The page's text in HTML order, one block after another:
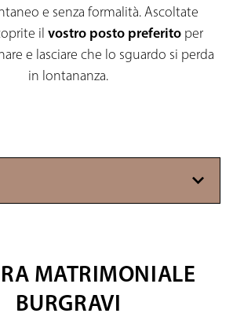
e senza formalità. Ascoltate
il vostro posto preferitoper
e lasciare che lo sguardo si perda
in lontananza.
MATRIMONIALE
BURGRAVI